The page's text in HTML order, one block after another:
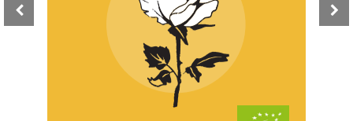
Labels & démarches